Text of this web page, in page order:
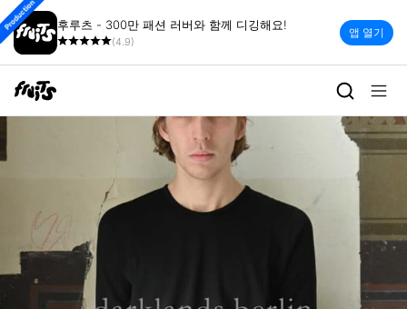
후루츠 - 300만 패션 러버와 함께 디깅해요!
(4.9)
앱 열기
Production